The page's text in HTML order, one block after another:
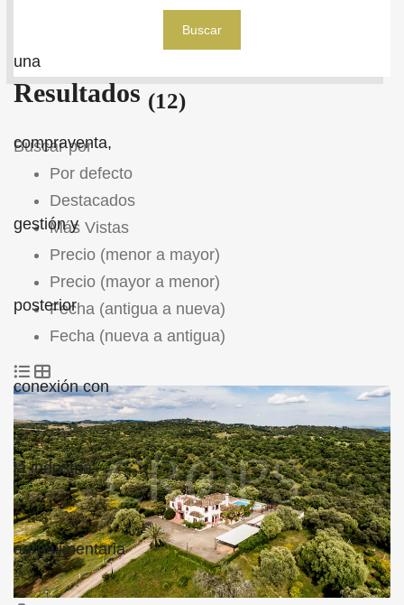
Buscar
Resultados (12)
Buscar por
Por defecto
Destacados
Más Vistas
Precio (menor a mayor)
Precio (mayor a menor)
Fecha (antigua a nueva)
Fecha (nueva a antigua)